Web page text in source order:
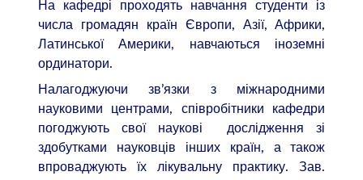
На кафедрі проходять навчання студенти із
числа громадян країн Європи, Азії, Африки,
Латинської Америки, навчаються іноземні
ординатори.
Налагоджуючи зв’язки з міжнародними
науковими центрами, співробітники кафедри
погоджують свої наукові дослідження зі
здобутками науковців інших країн, а також
впроваджують їх лікувальну практику. Зав.